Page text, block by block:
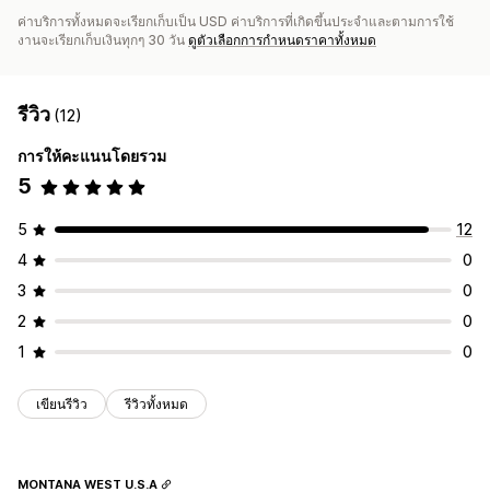
ค่าบริการทั้งหมดจะเรียกเก็บเป็น USD ค่าบริการที่เกิดขึ้นประจำและตามการใช้
งานจะเรียกเก็บเงินทุกๆ 30 วัน ดูตัวเลือกการกำหนดราคาทั้งหมด
รีวิว (12)
การให้คะแนนโดยรวม
5
5
12
4
0
3
0
2
0
1
0
เขียนรีวิว รีวิวทั้งหมด
MONTANA WEST U.S.A